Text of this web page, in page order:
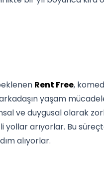
Rent Free,
yaşam
ve duygusal olarak
arıyorlar. Bu
alıyorlar.